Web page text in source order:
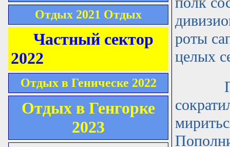
Отдых 2021 Отдых
Частный сектор
2022
Отдых в Геническе 2022
Отдых в Генгорке
2023
роты
целых